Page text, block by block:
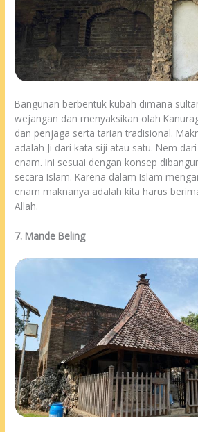
Bangunan berbentuk kubah dimana
wejangan dan menyaksikan olah
dan penjaga serta tarian tradisional.
adalah Ji dari kata siji atau satu. Nem
enam. Ini sesuai dengan konsep
secara Islam. Karena dalam Islam
enam maknanya adalah kita harus
Allah.
7. Mande Beling